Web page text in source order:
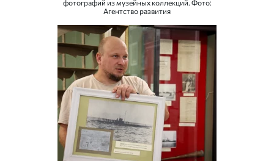
фотографий из музейных коллекций. Фото:
Агентство развития